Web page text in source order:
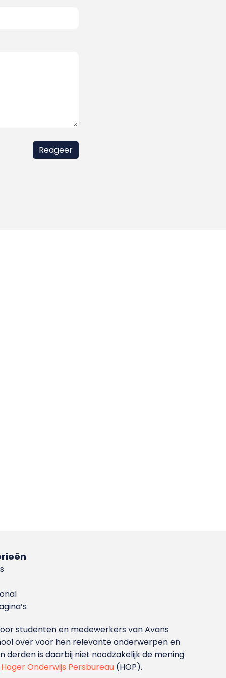
studenten en medewerkers van Avans
over voor hen relevante onderwerpen en
is daarbij niet noodzakelijk de mening
Hoger Onderwijs Persbureau (HOP).